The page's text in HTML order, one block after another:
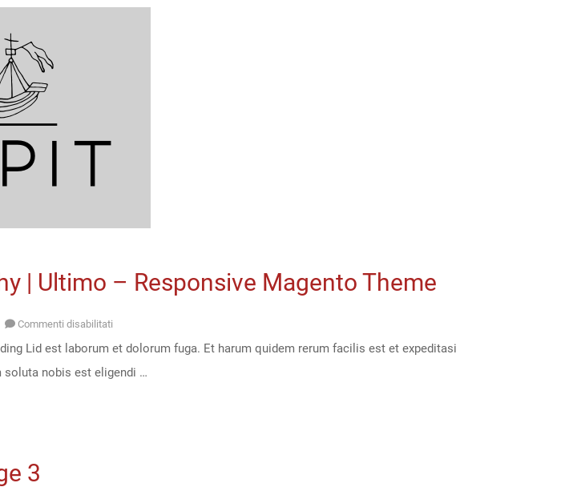
4
| Ultimo – Responsive Magento Theme
Commenti disabilitati
ULTIMO
Typography
Lid est laborum et dolorum fuga. Et harum quidem rerum facilis est et expeditasi
nobis est eligendi …
3